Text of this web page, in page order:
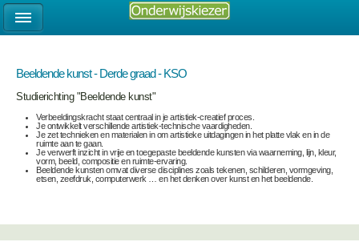
Beeldende kunst - Derde graad - KSO
Studierichting "Beeldende kunst"
Verbeeldingskracht staat centraal in je artistiek-creatief proces.
Je ontwikkelt verschillende artistiek-technische vaardigheden.
Je zet technieken en materialen in om artistieke uitdagingen in het platte vlak en in de
ruimte aan te gaan.
Je verwerft inzicht in vrije en toegepaste beeldende kunsten via waarneming, lijn, kleur,
vorm, beeld, compositie en ruimte-ervaring.
Beeldende kunsten omvat diverse disciplines zoals tekenen, schilderen, vormgeving,
etsen, zeefdruk, computerwerk … en het denken over kunst en het beeldende.